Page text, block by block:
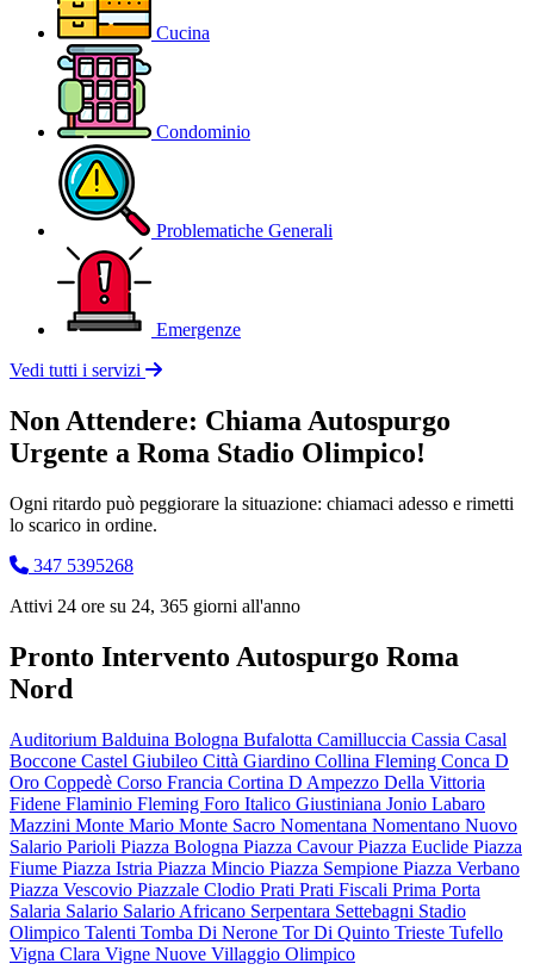
Cucina
Condominio
Problematiche Generali
Emergenze
Vedi tutti i servizi
Non Attendere: Chiama Autospurgo
Urgente a Roma Stadio Olimpico!
Ogni ritardo può peggiorare la situazione: chiamaci adesso e rimetti
lo scarico in ordine.
347 5395268
Attivi 24 ore su 24, 365 giorni all'anno
Pronto Intervento Autospurgo Roma
Nord
Auditorium Balduina Bologna Bufalotta Camilluccia Cassia Casal
Boccone Castel Giubileo Città Giardino Collina Fleming Conca D
Oro Coppedè Corso Francia Cortina D Ampezzo Della Vittoria
Fidene Flaminio Fleming Foro Italico Giustiniana Jonio Labaro
Mazzini Monte Mario Monte Sacro Nomentana Nomentano Nuovo
Salario Parioli Piazza Bologna Piazza CavourPiazza Euclide Piazza
Fiume Piazza Istria Piazza Mincio Piazza Sempione Piazza Verbano
Piazza Vescovio Piazzale Clodio Prati Prati Fiscali Prima Porta
Salaria Salario Salario Africano Serpentara Settebagni Stadio
Olimpico Talenti Tomba Di Nerone Tor Di Quinto Trieste Tufello
Vigna Clara Vigne Nuove Villaggio Olimpico